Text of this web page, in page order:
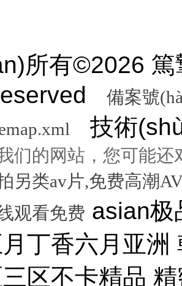
所有©2026
備案號
技術
们的网站，您可能还
另类av片,免费高潮
观看免费 asian极品呦女xx 黑人尻亚洲女人 激情综合色五月丁香六月亚洲 韩国激情电影华丽的外出 国产一区二区三区不卡精品 精密机械一区二区三区天堂 小泽玛利亚在线播放电影 www在线一区 国产v综合v亚洲欧美久久 性无码专区一色吊丝中文字幕 朝鲜美女黑毛bbw 大香蕉伊人手机在线观看 色国产在线视频一区二区 亚洲无人区天空码头IV 天天躁夜夜躁狠狠躁99 15min摘花出血视频 免费男女黑网站 国产综合精品久久99之一 蜜桃臀无码内射一区二区三区 国产色情18一20岁片a片 正在播放骚 湿 无码福利一区二区不卡片 人人妻人人澡人人爽精品日 日本1区2区3区4区国色 口国产成人高清在线播放 精品一区二区三区在线观看 影音先锋aⅤ无码资源网 男生使劲操女生喷水视频 久久91久久久久久久久 欧美乱妇高清无乱码免费 人与兽黄色视频 免费男人日女人 高潮来了 用力黄片入口 久久精品国产亚洲成人av 中国鸡巴插屄屄 国产精品视频一区啪啪啪 国产精品成人无码视频 亚洲一区二区三区电影在线 亚洲成人无码77777 日韩一中文字幕在线视频 大鸡吧逼逼碰撞 美女被干777 全彩无码里番本子库 国产成人无码a区视频在线观看 玩弄放荡人妻一区二区三 黑丝美女自慰被大鸡巴操 日韩精品一区 久久亚洲av不卡一区二区 操你骚逼www 理论片午午伦夜理片久久 中文字幕无码亚洲a人片 美女操大黑鸡巴 老色鬼久久亚洲av按摩 欧美美女人体艺术 逼逼逼逼啊啊嗯嗯啊视频 69成人免费视频无码专区 免费又爽又大又高潮视频 欧美日韩一二三区在线视频 亚洲精品中文字幕第十页 青青操在线观看国产视频 色婷婷亚洲十月十月色天 啊啊啊湿了视频在线观看 三十路四十路五十路熟女 国产一区二区在线观看天堂 女人张开腿让男人桶视频 bibi av 日本69视频在线免费观看 无码人妻一区二区三区一 在线观看激情av一区二区 日日天天日天天谢天天日 国产迷晕三个美女的网站 一本到在线观看免费收看 国产亚洲无遮挡美女视频 日本网站在线观看一区二区 肏 少 妇 屄 在 线 丝袜制服shemale 美女裸体爆乳张开腿喷水 免费看成人午夜福利专区 gv在线无码男男gay 国产重口老太和变态小伙 随时都能干的校园运动会 VIP可见久久伊人婷婷 国产一级毛片一区二区视频 国产精品久久99简爱亚洲 吧吧吧影院伦理片在线观看 国产精品一二三四区视频 日韩区一区二在线观看视频 黄色片《男人操女人逼》 大香蕉久久日韩91蜜桃 30年驾龄老司机告诉你 91亚洲国产成人精品看片 把屌插进女人的逼里视频 大香蕉porn在线视频 成人性生交大片免费看96 最新亚洲人成无码网www电影 男生机桶女生小穴的视频 久久综合给合久久狠狠狠 国产呦系列一区二区三区 国产特级看欧美日韩中文 欧美大肉棒抽插骚逼视频 国产又色又爽无遮挡免费 男人天堂久久久一区二区 日本人与黑人牲交交免费 亚洲大片免费资源网站片 国产精品原创巨av 性感美女被操逼 美女污骚逼喷水白虎白浆 久久久久亚洲日本欧美视频 天天摸夜夜摸夜夜狠狠添 五险交满15能领多少钱 国产一卡二卡三卡四卡兔 国产综合23p 中国东北老熟妇做爰网视频 一级国产片在线观看免费 欧美黑人欧美精品刺激 激情综合色综合啪啪开心 群交视频大鸡巴 国产三级精品三级男人的天堂 么公在果树林征服了小雪 解开奶罩吸奶头高潮AV 丰满多毛的少妇 国产精品亚洲一区二区久久 黑人和中国熟女啪啪视频 香蕉视频成人网在线观看 荷兰小妓女高潮βbbw 日韩一区二区经典在线视频 学长让我夹震蛋自慰给他看 WWW亚洲精品久久久乳 免费看点www逼里逼里 手机亚洲第一页 夫妻性生活黄色一级大片 久久综合九色 免费看欧美日韩特级黄片 美女高潮久久免费观看国产 又粗又大又硬毛片免费看 欧美日韩成人大片p内射 草莓视频成视频在线观看 无码专区 人妻系列 在线 日本不卡一区二区三区四区 三级片在线观看国产三级 办公室国产a国产片免费 久久无码!视频 国产成年无码aⅤ片在线 大鸡巴插美女小穴动态图 国产亚洲aaa在线观看 一级二级三一片内射视频 在线观看欧美视频一区二区 被玩环了外高冷老师动漫 动漫男女操鸡巴射精网站 啊啊啊啊大鸡巴操我视频 婷婷综合久久中文字幕蜜桃三电影 色婷五月综激情亚洲综合 久久精品国产自清天天线 日本免费播放一区二区视频 丰满多毛的少妇 舔骚妇淫穴网站 最好看免费观看高清大全 99国产欧美另类久久片 人体艺术在线观看 成在人线视频男人的天堂 国产成人视a片品免费 东京热无码av一区二区 一道本中文字幕在线观看 嗯～好爽射进去强奸啊～ 真人作爱试看120分钟 在线观看国产三级片视频 国产极品高颜值美女到高潮 国产精品高清国产三级av 久久久无码专区中文字幕 推特网红91露出樱桃味 日本不卡码一区二区三区 小骚逼啪啪视频 男男无专砖码高清在线观看 亚洲精